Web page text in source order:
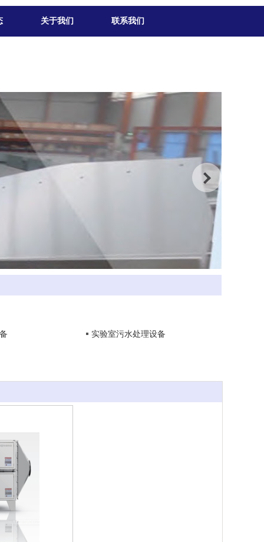
关于我们 联系我们
实验室污水处理设备